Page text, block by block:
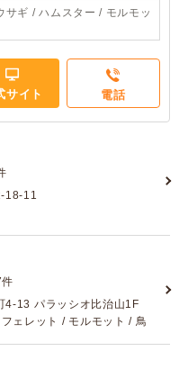
サギ / ハムスター / モルモッ
サイト 電話
18-11
4-13 パラッシオ比治山1F
ェレット / モルモット / 鳥